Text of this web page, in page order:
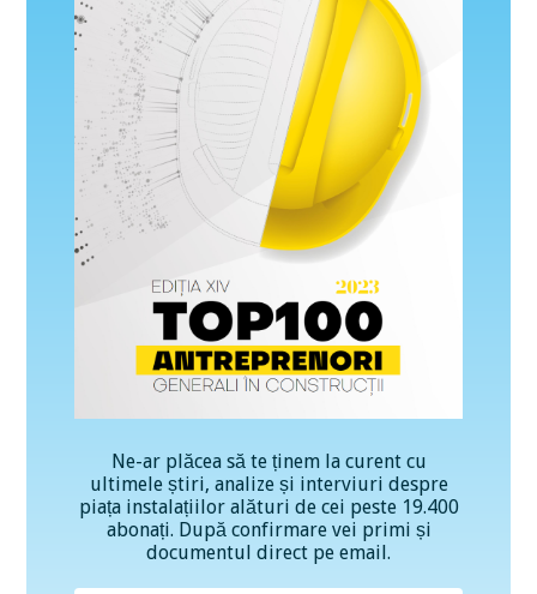
Ne-ar plăcea să te ținem la curent cu
ultimele știri, analize și interviuri despre
piața instalațiilor alături de cei peste 19.400
abonați. După confirmare vei primi și
documentul direct pe email.